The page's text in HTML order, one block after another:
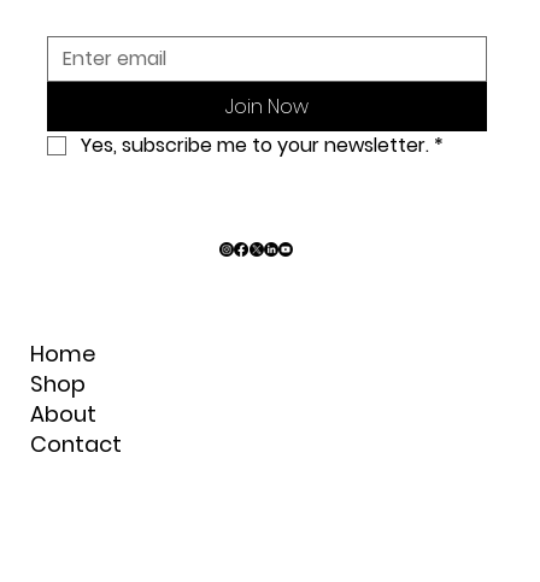
Join Now
Yes, subscribe me to your newsletter. *
Home
Shop
About
Contact